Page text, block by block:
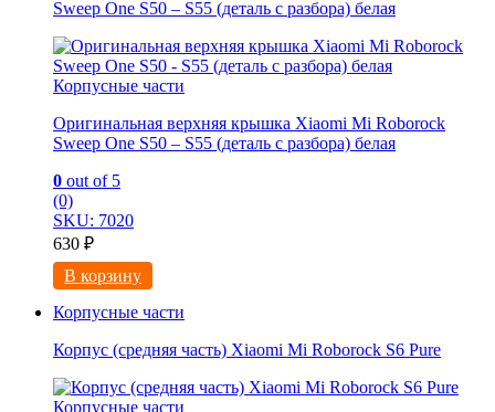
Sweep One S50 – S55 (деталь с разбора) белая
Корпусные части
Оригинальная верхняя крышка Xiaomi Mi Roborock
Sweep One S50 – S55 (деталь с разбора) белая
0 out of 5
(0)
SKU: 7020
630 ₽
В корзину
Корпусные части
Корпус (средняя часть) Xiaomi Mi Roborock S6 Pure
Корпусные части